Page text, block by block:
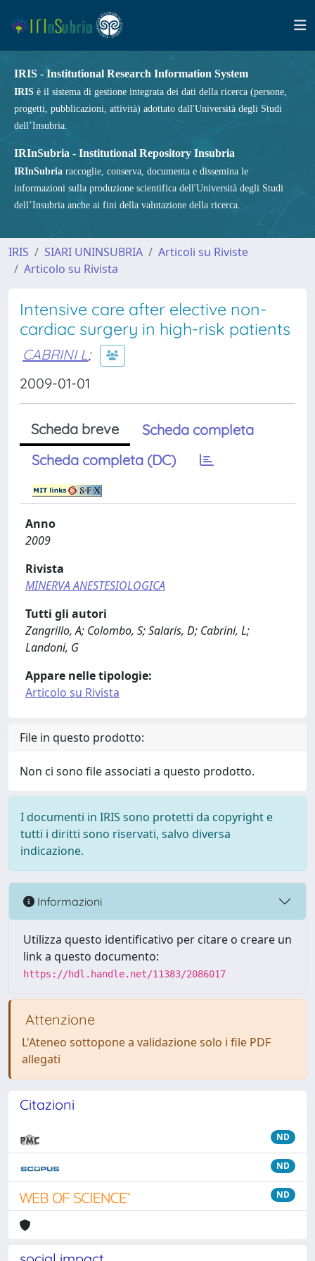
IRIS - Institutional Research Information System
IRIS è il sistema di gestione integrata dei dati della ricerca (persone,
progetti, pubblicazioni, attività) adottato dall'Università degli Studi
dell’Insubria.
IRInSubria - Institutional Repository Insubria
IRInSubria raccoglie, conserva, documenta e dissemina le
informazioni sulla produzione scientifica dell'Università degli Studi
dell’Insubria anche ai fini della valutazione della ricerca.
IRIS SIARI UNINSUBRIA
Articoli su Riviste
Articolo su Rivista
Intensive care after elective non-
cardiac surgery in high-risk patients
CABRINI L;
2009-01-01
Scheda breve
Scheda completa
Scheda completa (DC)
Anno
2009
Rivista
MINERVA ANESTESIOLOGICA
Tutti gli autori
Zangrillo, A; Colombo, S; Salaris, D; Cabrini, L;
Landoni, G
Appare nelle tipologie:
Articolo su Rivista
File in questo prodotto:
Non ci sono file associati a questo prodotto.
I documenti in IRIS sono protetti da copyright e
tutti i diritti sono riservati, salvo diversa
indicazione.
Informazioni
Utilizza questo identificativo per citare o creare un
link a questo documento:
https://hdl.handle.net/11383/2086017
Attenzione
L'Ateneo sottopone a validazione solo i file PDF
allegati
Citazioni
ND
ND
ND